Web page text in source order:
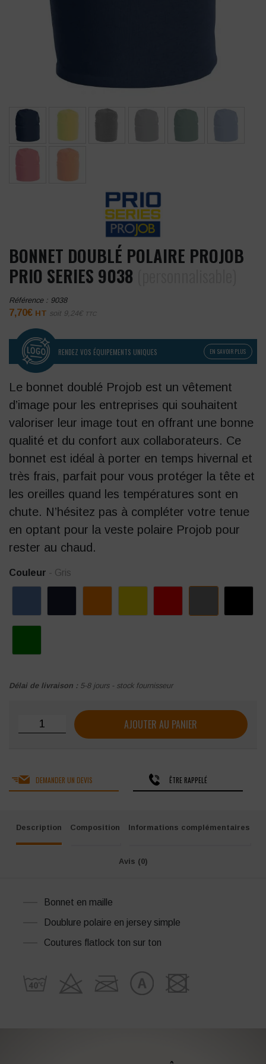
BONNET DOUBLÉ POLAIRE PROJOB
PRIO SERIES 9038
Référence : 9038
7,70€ HT soit 9,24€ TTC
RENDEZ VOS ÉQUIPEMENTS UNIQUES EN SAVOIR PLUS
Le bonnet doublé Projob est un vêtement
d’image pour les entreprises qui souhaitent
valoriser leur image tout en offrant une bonne
qualité et du confort aux collaborateurs. Ce
bonnet est idéal à porter en temps hivernal et
très frais, parfait pour vous protéger la tête et
les oreilles quand les températures sont en
chute. N’hésitez pas à compléter votre tenue
en optant pour la veste polaire Projob pour
rester au chaud.
Couleur - Gris
Délai de livraison : 5-8 jours - stock fournisseur
quantité de Bonnet doublé polaire ProJob Prio Series 9038
AJOUTER AU PANIER
DEMANDER UN DEVIS ÊTRE RAPPELÉ
Description Composition Informations complémentaires
Avis (0)
Bonnet en maille
Doublure polaire en jersey simple
Coutures flatlock ton sur ton